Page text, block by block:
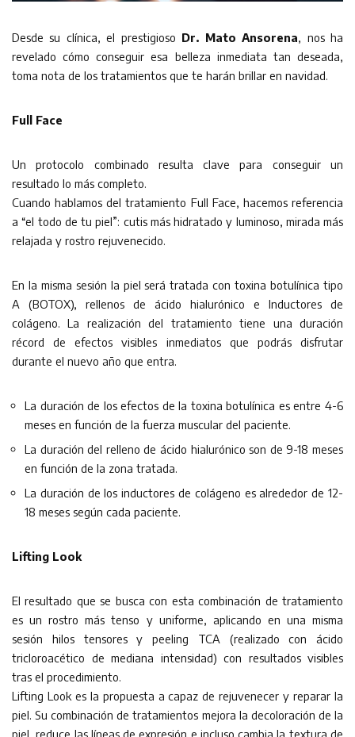
Desde su clínica, el prestigioso Dr. Mato Ansorena, nos ha
revelado cómo conseguir esa belleza inmediata tan deseada,
toma nota de los tratamientos que te harán brillar en navidad.
Full Face
Un protocolo combinado resulta clave para conseguir un
resultado lo más completo.
Cuando hablamos del tratamiento Full Face, hacemos referencia
a “el todo de tu piel”: cutis más hidratado y luminoso, mirada más
relajada y rostro rejuvenecido.
En la misma sesión la piel será tratada con toxina botulínica tipo
A (BOTOX), rellenos de ácido hialurónico e Inductores de
colágeno. La realización del tratamiento tiene una duración
récord de efectos visibles inmediatos que podrás disfrutar
durante el nuevo año que entra.
La duración de los efectos de la toxina botulínica es entre 4-6
meses en función de la fuerza muscular del paciente.
La duración del relleno de ácido hialurónico son de 9-18 meses
en función de la zona tratada.
La duración de los inductores de colágeno es alrededor de 12-
18 meses según cada paciente.
Lifting Look
El resultado que se busca con esta combinación de tratamiento
es un rostro más tenso y uniforme, aplicando en una misma
sesión hilos tensores y peeling TCA (realizado con ácido
tricloroacético de mediana intensidad) con resultados visibles
tras el procedimiento.
Lifting Look es la propuesta a capaz de rejuvenecer y reparar la
piel. Su combinación de tratamientos mejora la decoloración de la
piel, reduce las líneas de expresión e incluso cambia la textura de